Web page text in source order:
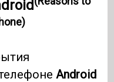
Android